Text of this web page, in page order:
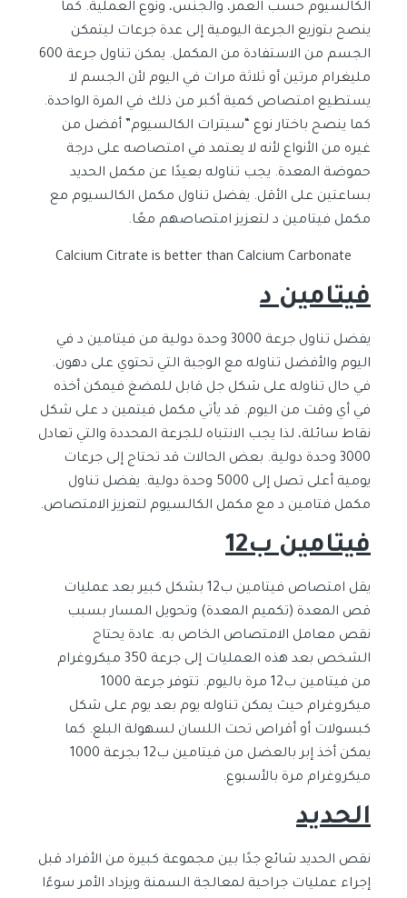
الكالسيوم حسب العمر، والجنس، ونوع العملية. كما
ينصح بتوزيع الجرعة اليومية إلى عدة جرعات ليتمكن
الجسم من الاستفادة من المكمل. يمكن تناول جرعة 600
مليغرام مرتين أو ثلاثة مرات في اليوم لأن الجسم لا
يستطيع امتصاص كمية أكبر من ذلك في المرة الواحدة.
كما ينصح باختار نوع “سيترات الكالسيوم” أفضل من
غيره من الأنواع لأنه لا يعتمد في امتصاصه على درجة
حموضة المعدة. يجب تناوله بعيدًا عن مكمل الحديد
بساعتين على الأقل. يفضل تناول مكمل الكالسيوم مع
مكمل فيتامين د لتعزيز امتصاصهم معًا.
Calcium Citrate is better than Calcium Carbonate
فيتامين د
يفضل تناول جرعة 3000 وحدة دولية من فيتامين د في
اليوم والأفضل تناوله مع الوجبة التي تحتوي على دهون.
في حال تناوله على شكل جل قابل للمضغ فيمكن أخذه
في أي وقت من اليوم. قد يأتي مكمل فيتمين د على شكل
نقاط سائلة، لذا يجب الانتباه للجرعة المحددة والتي تعادل
3000 وحدة دولية. بعض الحالات قد تحتاج إلى جرعات
يومية أعلى تصل إلى 5000 وحدة دولية. يفضل تناول
مكمل فتامين د مع مكمل الكالسيوم لتعزيز الامتصاص.
فيتامين ب12
يقل امتصاص فيتامين ب12 بشكل كبير بعد عمليات
قص المعدة (تكميم المعدة) وتحويل المسار بسبب
نقص معامل الامتصاص الخاص به. عادة يحتاج
الشخص بعد هذه العمليات إلى جرعة 350 ميكروغرام
من فيتامين ب12 مرة باليوم. تتوفر جرعة 1000
ميكروغرام حيث يمكن تناوله يوم بعد يوم على شكل
كبسولات أو أقراص تحت اللسان لسهولة البلع. كما
يمكن أخذ إبر بالعضل من فيتامين ب12 بجرعة 1000
ميكروغرام مرة بالأسبوع.
الحديد
نقص الحديد شائع جدًا بين مجموعة كبيرة من الأفراد قبل
إجراء عمليات جراحية لمعالجة السمنة ويزداد الأمر سوءًا